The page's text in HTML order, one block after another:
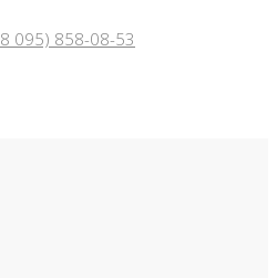
095) 858-08-53